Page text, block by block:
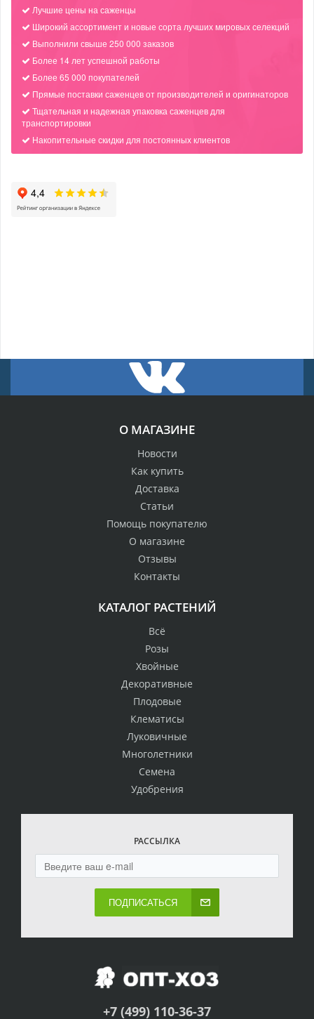
Лучшие цены на саженцы
Широкий ассортимент и новые сорта лучших мировых селекций
Выполнили свыше 250 000 заказов
Более 14 лет успешной работы
Более 65 000 покупателей
Прямые поставки саженцев от производителей и оригинаторов
Тщательная и надежная упаковка саженцев для
транспортировки
Накопительные скидки для постоянных клиентов
О МАГАЗИНЕ
Новости
Как купить
Доставка
Статьи
Помощь покупателю
О магазине
Отзывы
Контакты
КАТАЛОГ РАСТЕНИЙ
Всё
Розы
Хвойные
Декоративные
Плодовые
Клематисы
Луковичные
Многолетники
Семена
Удобрения
РАССЫЛКА
ПОДПИСАТЬСЯ
+7 (499) 110-36-37